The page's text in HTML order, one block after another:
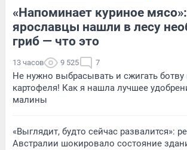
«Напоминает куриное мясо»:
ярославцы нашли в лесу
гриб — что это
13 часов 9 525 7
Не нужно выбрасывать и сжигать
картофеля! Как я нашла лучшее
малины
«Выглядит, будто сейчас развалится»:
Австралии шокировало состояние